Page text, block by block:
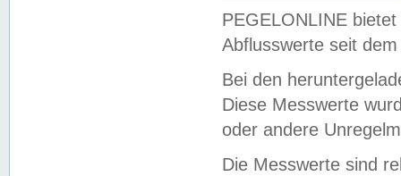
PEGELONLINE
Abflusswerte seit
Bei den
Diese Messwerte
oder andere
Die Messwerte sind